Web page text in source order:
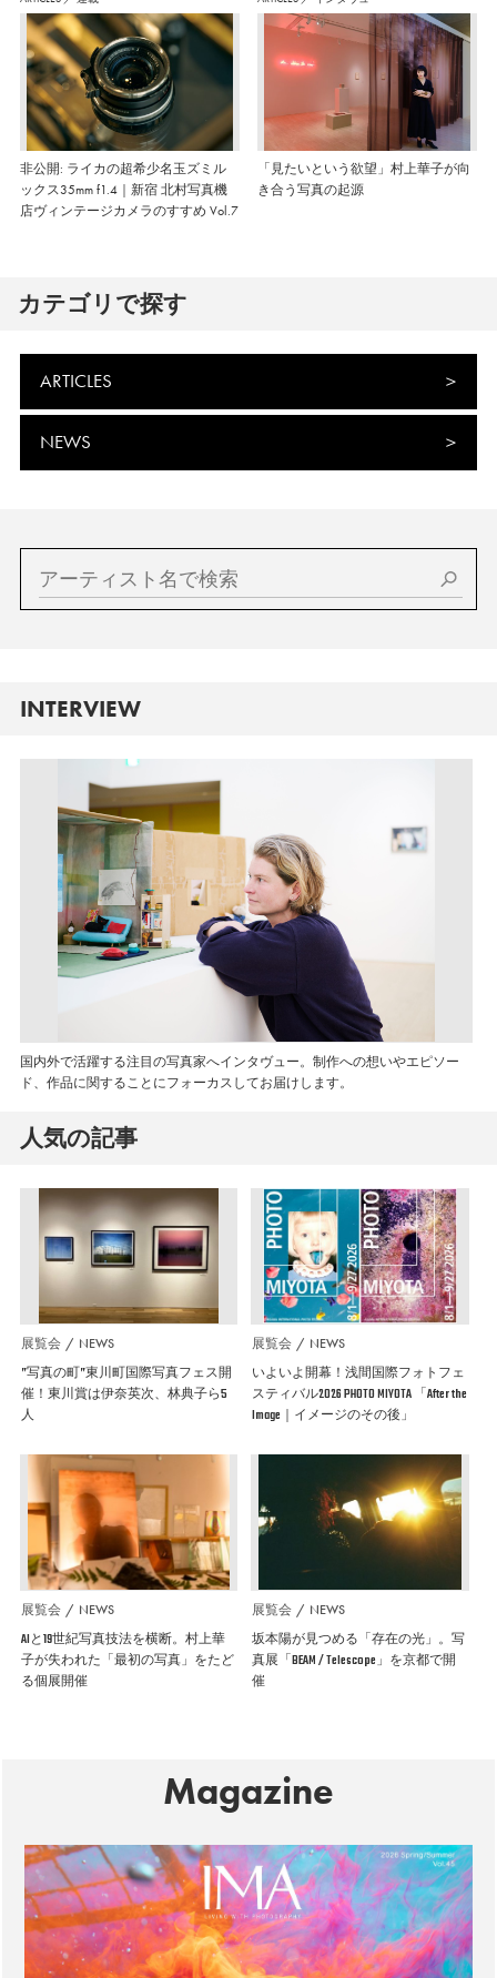
非公開: ライカの超希少名玉ズミル
ックス35mm f1.4｜新宿 北村写真機
店ヴィンテージカメラのすすめ Vol.7
「見たいという欲望」村上華子が向
き合う写真の起源
カテゴリで探す
ARTICLES
NEWS
INTERVIEW
国内外で活躍する注目の写真家へインタヴュー。制作への想いやエピソー
ド、作品に関することにフォーカスしてお届けします。
人気の記事
展覧会 NEWS
”写真の町”東川町国際写真フェス開
催！東川賞は伊奈英次、林典子ら5
人
展覧会 NEWS
いよいよ開幕！浅間国際フォトフェ
スティバル2026 PHOTO MIYOTA 「After the
Image｜イメージのその後」
展覧会 NEWS
AIと19世紀写真技法を横断。村上華
子が失われた「最初の写真」をたど
る個展開催
展覧会 NEWS
坂本陽が見つめる「存在の光」。写
真展「BEAM / Telescope」を京都で開
催
Magazine